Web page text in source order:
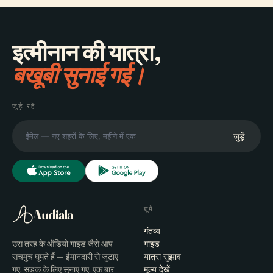
इत्मीनान की यात्रा,
बखूबी सुनाई गई।
जुड़े रहें
जुड़ें
Audiala
उस तरह के ऑडियो गाइड जैसे आप
सचमुच घूमते हैं — ईमानदारी से जुटाए
गए, सड़क के लिए सुनाए गए, एक बार
घूमें
गंतव्य
गाइड
यात्रा सुझाव
मूल्य देखें